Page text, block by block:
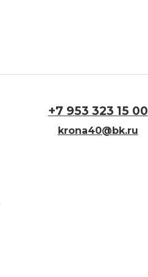
+7 953 323 15 00
krona40@bk.ru